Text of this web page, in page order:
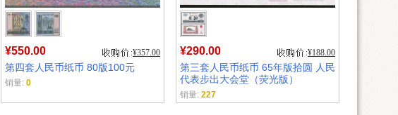
¥550.00 ¥357.00
第四套人民币纸币 80版100元
销量: 0
¥290.00 ¥188.00
第三套人民币纸币 65年版拾圆 人民
代表步出大会堂（荧光版）
销量: 227